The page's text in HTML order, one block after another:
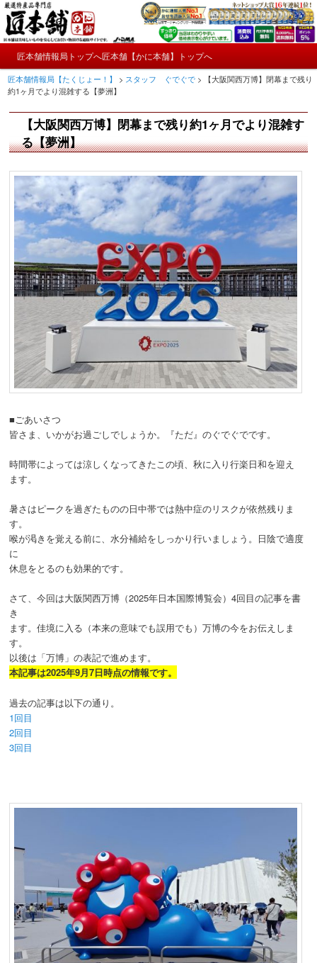
メ
イ
ン
ン
テ
ン
匠本舗情報局【たくじょー！】
かにやおせちについてのおもしろ情報や興味深い記事をお届けします。
ン
メ
メ
イ
ン
コ
テ
ン
ツ
へ
匠本舗情報局トップへ匠本舗【かに本舗】トップへ
匠本舗情報局【たくじょー！】 > スタッフ ぐでぐで >
【大阪関西万博】閉幕まで残り
約1ヶ月でより混雑する【夢洲】
【大阪関西万博】閉幕まで残り約1ヶ月でより混雑す
る【夢洲】
■ごあいさつ
皆さま、いかがお過ごしでしょうか。『ただ』のぐでぐでです。
時間帯によっては涼しくなってきたこの頃、秋に入り行楽日和を迎え
ます。
暑さはピークを過ぎたものの日中帯では熱中症のリスクが依然残りま
す。
喉が渇きを覚える前に、水分補給をしっかり行いましょう。日陰で適度
に
休息をとるのも効果的です。
さて、今回は大阪関西万博（2025年日本国際博覧会）4回目の記事を書
き
ます。佳境に入る（本来の意味でも誤用でも）万博の今をお伝えしま
す。
以後は「万博」の表記で進めます。
本記事は2025年9月7日時点の情報です。
過去の記事は以下の通り。
1回目
2回目
3回目